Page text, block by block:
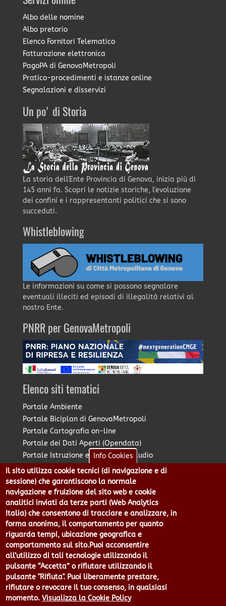
Albo delle nomine
Albo pretorio
Elenco Fornitori Telematico
Fatturazione elettronica
PagoPA di GenovaMetropoli
Pratico-procedimenti e istanze online
Segnalazioni e disservizi
Un po' di Storia
La storia dell'Ente Provincia di Genova, inizia più di
145 anni fa. Scopri le notizie storiche, l'evoluzione
dei confini e i rappresentanti politici che si sono
succeduti.
Whistleblowing
Le informazioni su come si possono segnalare
eventuali illeciti ed episodi di illegalità relativi al
nostro Ente.
PNRR per GenovaMetropoli
Elenco siti tematici
Portale Ambiente
Portale Biciplan di GenovaMetropoli
Portale Cartografia on-line
Portale dei Dati Aperti (Opendata)
Portale Istruzione e Diritto allo Studio
Portale Marketing Territoriale
Portale Piano Strategico Metropolitano
Portale PUMS di GenovaMetropoli
Portale Stazione Unica Appaltante
Pratico: procedimenti e istanze online
Città Metropolitana di Genova - Piazzale Mazzini 2 -16122 -
Genova | CF:80007350103 - P.Iva: 00949170104 | Codice IPA: cmge
Centralino 010 54991 Fax 010 5499244 URP 010 5499456
Num.Verde 800 509420 | P.E.C.:
pec@cert.cittametropolitana.genova.it
Privacy|Tecnologie e Accessibilità|Note Legali
Info Cookies
Il sito utilizza cookie tecnici (di navigazione e di
sessione) che garantiscono la normale
navigazione e fruizione del sito web e cookie
analitici inviati da terze parti (Web Analytics
Italia) che consentono di tracciare e analizzare, in
forma anonima, il comportamento per quanto
riguarda tempi, ubicazione geografica e
comportamento sul sito.Puoi acconsentire
all’utilizzo di tali tecnologie utilizzando il
pulsante “Accetta” o rifiutare utilizzando il
pulsante "Rifiuta". Puoi liberamente prestare,
rifiutare o revocare il tuo consenso, in qualsiasi
momento. Visualizza la Cookie Policy